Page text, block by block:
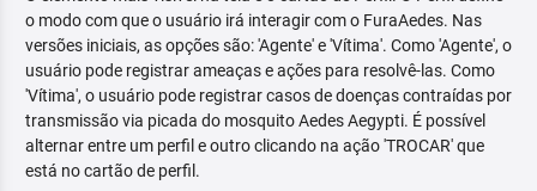
o modo com que o usuário irá interagir com o FuraAedes. Nas
versões iniciais, as opções são: 'Agente' e 'Vítima'. Como 'Agente', o
usuário pode registrar ameaças e ações para resolvê-las. Como
'Vítima', o usuário pode registrar casos de doenças contraídas por
transmissão via picada do mosquito Aedes Aegypti. É possível
alternar entre um perfil e outro clicando na ação 'TROCAR' que
está no cartão de perfil.